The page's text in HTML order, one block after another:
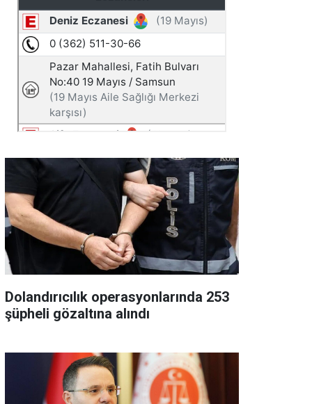
Dolandırıcılık operasyonlarında 253
şüpheli gözaltına alındı